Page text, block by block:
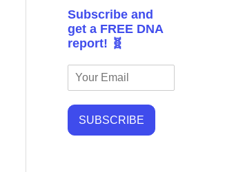
Subscribe and
get a FREE DNA
report! 🧬
SUBSCRIBE